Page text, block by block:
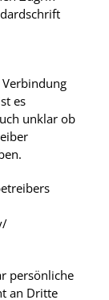
es
unklar ob
persönliche
an Dritte